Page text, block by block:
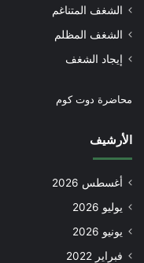
الشغف المتناغم
الشغف المظلم
إيجاد الشغف
محاضرة دوت كوم
الأرشيف
أغسطس 2026
يوليو 2026
يونيو 2026
فبراير 2022